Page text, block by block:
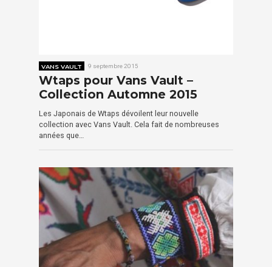
VANS VAULT 9 septembre 2015
Wtaps pour Vans Vault –
Collection Automne 2015
Les Japonais de Wtaps dévoilent leur nouvelle
collection avec Vans Vault. Cela fait de nombreuses
années que…